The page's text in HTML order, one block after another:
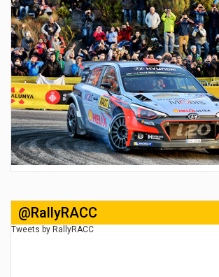
‎@RallyRACC
Tweets by RallyRACC